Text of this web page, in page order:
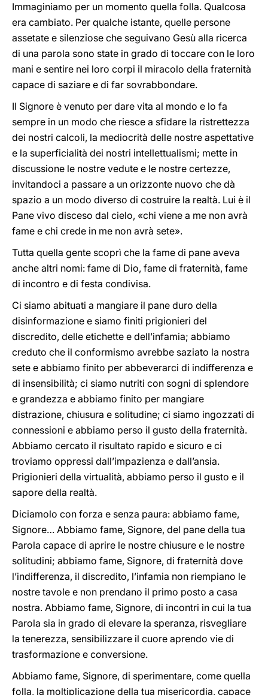
Immaginiamo per un momento quella folla. Qualcosa
era cambiato. Per qualche istante, quelle persone
assetate e silenziose che seguivano Gesù alla ricerca
di una parola sono state in grado di toccare con le loro
mani e sentire nei loro corpi il miracolo della fraternità
capace di saziare e di far sovrabbondare.
Il Signore è venuto per dare vita al mondo e lo fa
sempre in un modo che riesce a sfidare la ristrettezza
dei nostri calcoli, la mediocrità delle nostre aspettative
e la superficialità dei nostri intellettualismi; mette in
discussione le nostre vedute e le nostre certezze,
invitandoci a passare a un orizzonte nuovo che dà
spazio a un modo diverso di costruire la realtà. Lui è il
Pane vivo disceso dal cielo, «chi viene a me non avrà
fame e chi crede in me non avrà sete».
Tutta quella gente scoprì che la fame di pane aveva
anche altri nomi: fame di Dio, fame di fraternità, fame
di incontro e di festa condivisa.
Ci siamo abituati a mangiare il pane duro della
disinformazione e siamo finiti prigionieri del
discredito, delle etichette e dell’infamia; abbiamo
creduto che il conformismo avrebbe saziato la nostra
sete e abbiamo finito per abbeverarci di indifferenza e
di insensibilità; ci siamo nutriti con sogni di splendore
e grandezza e abbiamo finito per mangiare
distrazione, chiusura e solitudine; ci siamo ingozzati di
connessioni e abbiamo perso il gusto della fraternità.
Abbiamo cercato il risultato rapido e sicuro e ci
troviamo oppressi dall’impazienza e dall’ansia.
Prigionieri della virtualità, abbiamo perso il gusto e il
sapore della realtà.
Diciamolo con forza e senza paura: abbiamo fame,
Signore… Abbiamo fame, Signore, del pane della tua
Parola capace di aprire le nostre chiusure e le nostre
solitudini; abbiamo fame, Signore, di fraternità dove
l’indifferenza, il discredito, l’infamia non riempiano le
nostre tavole e non prendano il primo posto a casa
nostra. Abbiamo fame, Signore, di incontri in cui la tua
Parola sia in grado di elevare la speranza, risvegliare
la tenerezza, sensibilizzare il cuore aprendo vie di
trasformazione e conversione.
Abbiamo fame, Signore, di sperimentare, come quella
folla, la moltiplicazione della tua misericordia, capace